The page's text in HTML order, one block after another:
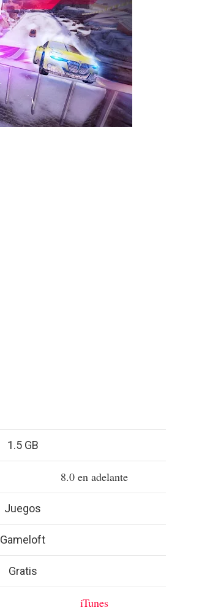
1.5 GB
8.0 en adelante
Juegos
Gameloft
Gratis
iTunes